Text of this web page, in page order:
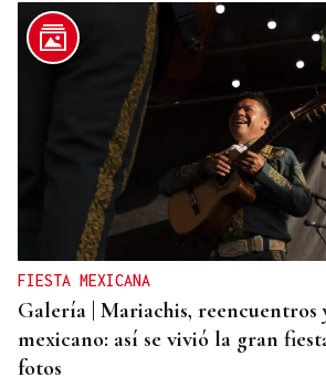
FIESTA MEXICANA
Galería | Mariachis, reencuentros
mexicano: así se vivió la gran
fotos